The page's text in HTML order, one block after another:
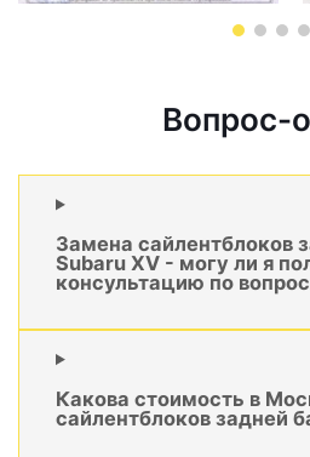
Вопрос-
Замена сайлентблоков
Subaru XV - могу ли я
консультацию по
Какова стоимость в
сайлентблоков задней